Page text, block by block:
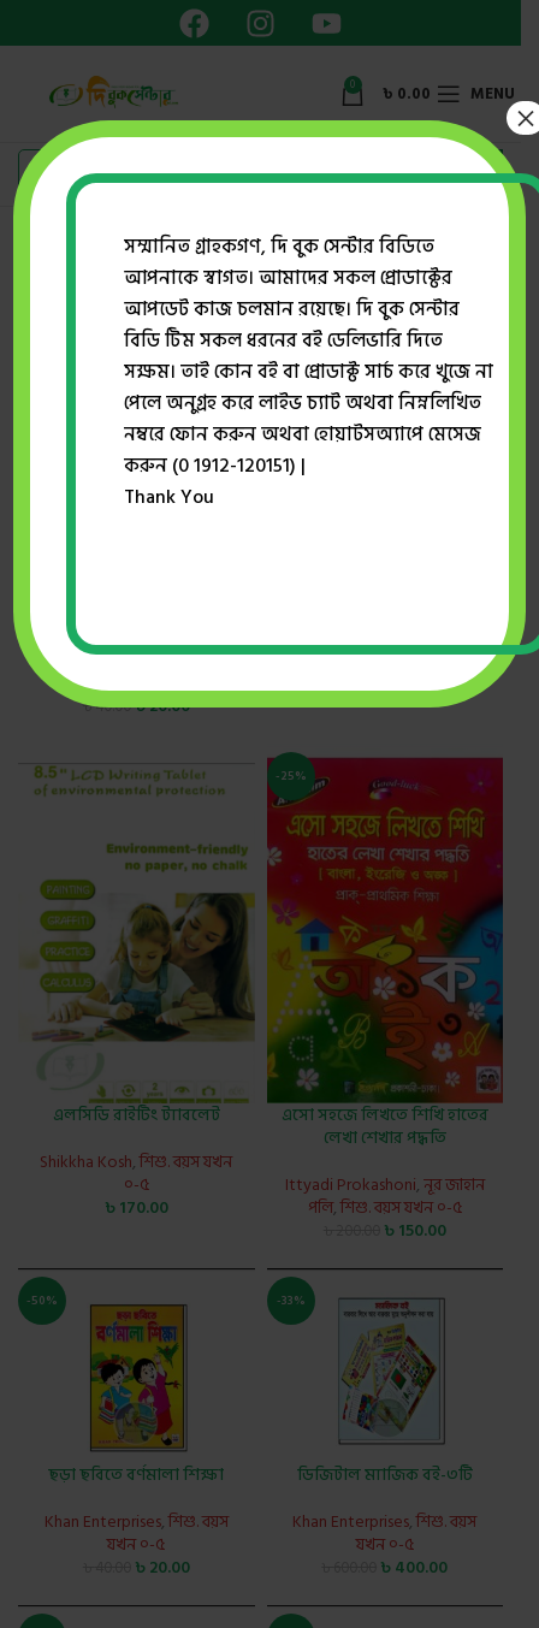
0 ৳ 0.00 MENU
শিশু. বয়স যখন ০-৫
Showing all 12 results
Show sidebar
Khan Enterprises,শিশু. বয়স
৳40.00৳20.00
Shikkha Kosh,শিশু. বয়স যখন
৳750.00
এলসিডি রাইটিং ট্যাবলেট
Shikkha Kosh,শিশু. বয়স যখন
০-৫
৳170.00
-25%
এসো সহজে লিখতে শিখি হাতের
লেখা শেখার পদ্ধতি
Ittyadi Prokashoni,নূর জাহান
পলি,শিশু. বয়স যখন ০-৫
৳150.00
-50%
ছড়া ছবিতে বর্ণমালা শিক্ষা
Khan Enterprises,শিশু. বয়স
যখন ০-৫
৳20.00
-33%
ডিজিটাল ম্যাজিক বই-৩টি
Khan Enterprises,শিশু. বয়স
যখন ০-৫
৳400.00
সম্মানিত গ্রাহকগণ, দি বুক সেন্টার বিডিতে
আপনাকে স্বাগত। আমাদের সকল প্রোডাক্টের
আপডেট কাজ চলমান রয়েছে। দি বুক সেন্টার
বিডি টিম সকল ধরনের বই ডেলিভারি দিতে
সক্ষম। তাই কোন বই বা প্রোডাক্ট সার্চ করে খুজে না
পেলে অনুগ্রহ করে লাইভ চ্যাট অথবা নিম্নলিখিত
নম্বরে ফোন করুন অথবা হোয়াটসঅ্যাপে মেসেজ
করুন (0 1912-120151) |
Thank You
×